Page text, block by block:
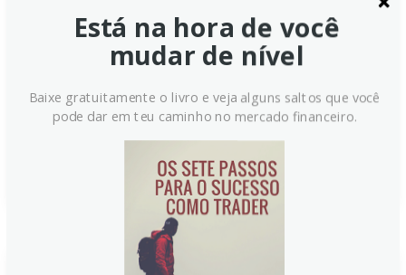
de referência do USD/CNY dentro de uma banda, com
o objetivo de manter a estabilidade cambial. A análise
definição da linha média, a banda de oscilação e
eventuais intervenções para ajustar valor de mercado.
Está na hora de você
mudar de nível
Baixe gratuitamente o livro e veja alguns saltos que você
pode dar em teu caminho no mercado financeiro.